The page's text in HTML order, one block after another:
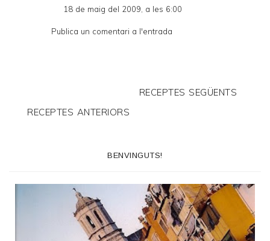
18 de maig del 2009, a les 6:00
Publica un comentari a l'entrada
RECEPTES SEGÜENTS
RECEPTES ANTERIORS
BENVINGUTS!